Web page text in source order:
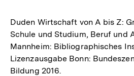
Duden Wirtschaft von A bis Z:
Schule und Studium, Beruf und
Mannheim: Bibliographisches
Lizenzausgabe Bonn:
Bildung 2016.